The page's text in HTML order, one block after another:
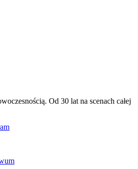
Od 30 lat na scenach całej